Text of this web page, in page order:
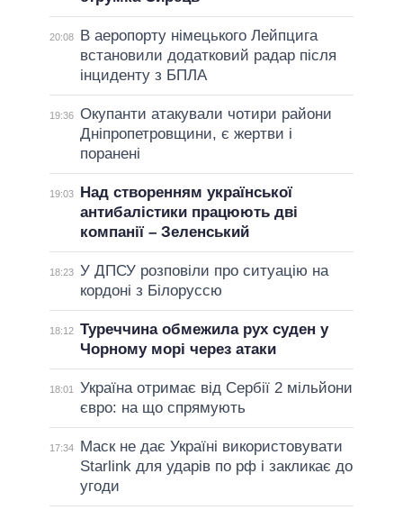
20:08
В аеропорту німецького Лейпцига
встановили додатковий радар після
інциденту з БПЛА
19:36 Окупанти атакували чотири райони
Дніпропетровщини, є жертви і
поранені
19:03
Над створенням української
антибалістики працюють дві
компанії – Зеленський
18:23 У ДПСУ розповіли про ситуацію на
кордоні з Білоруссю
18:12 Туреччина обмежила рух суден у
Чорному морі через атаки
18:01
Україна отримає від Сербії 2 мільйони
євро: на що спрямують
17:34
Маск не дає Україні використовувати
Starlink для ударів по рф і закликає до
угоди